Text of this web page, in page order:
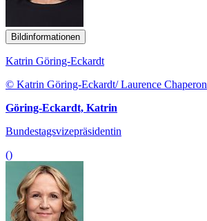
Bildinformationen
Katrin Göring-Eckardt
© Katrin Göring-Eckardt/ Laurence Chaperon
Göring-Eckardt, Katrin
Bundestagsvizepräsidentin
()